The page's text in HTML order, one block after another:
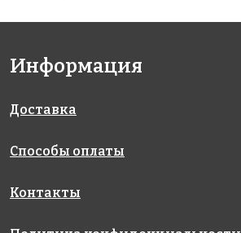
503/516
на сетке
317x317
Информация
Доставка
Способы оплаты
Контакты